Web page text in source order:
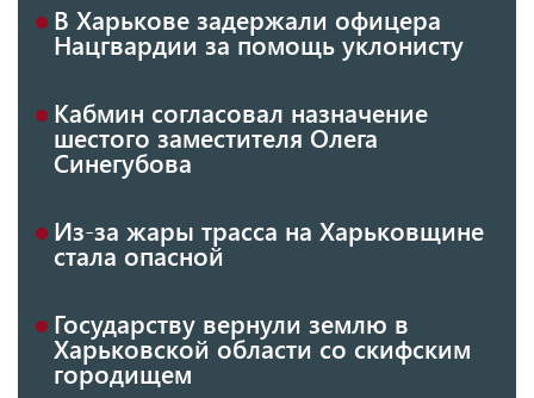
В Харькове задержали офицера
Нацгвардии за помощь уклонисту
Кабмин согласовал назначение
шестого заместителя Олега
Синегубова
Из-за жары трасса на Харьковщине
стала опасной
Государству вернули землю в
Харьковской области со скифским
городищем